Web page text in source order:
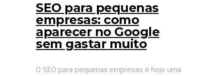
SEO para pequenas
empresas: como
aparecer no Google
sem gastar muito
O SEO para pequenas empresas é hoje uma